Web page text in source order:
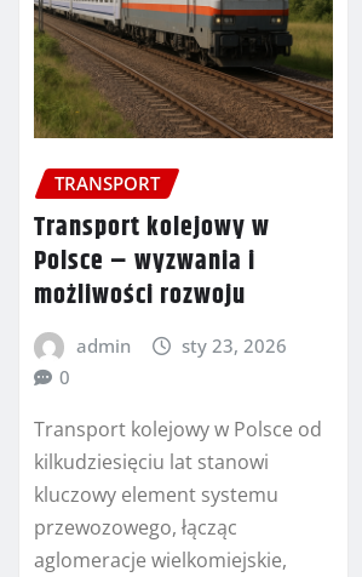
TRANSPORT
Transport kolejowy w
Polsce – wyzwania i
możliwości rozwoju
admin
sty 23, 2026
0
Transport kolejowy w Polsce od
kilkudziesięciu lat stanowi
kluczowy element systemu
przewozowego, łącząc
aglomeracje wielkomiejskie,